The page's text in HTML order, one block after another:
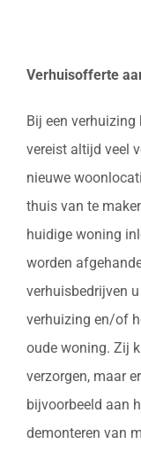
Verhuisofferte
Bij een
vereist altijd veel
nieuwe
thuis van te
huidige woning
worden
verhuisbedrijven
verhuizing en/of
oude woning. Zij
verzorgen, maar
bijvoorbeeld aan
demonteren van